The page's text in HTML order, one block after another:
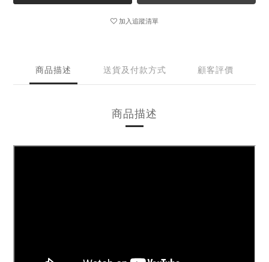
加入追蹤清單
商品描述 送貨及付款方式 顧客評價
商品描述